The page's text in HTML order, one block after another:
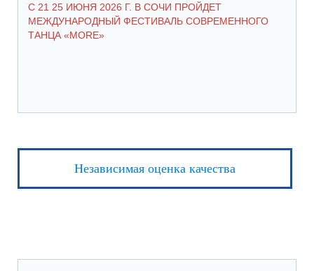
С 21 25 ИЮНЯ 2026 Г. В СОЧИ ПРОЙДЕТ
МЕЖДУНАРОДНЫЙ ФЕСТИВАЛЬ СОВРЕМЕННОГО
ТАНЦА «MORE»
Независимая оценка качества